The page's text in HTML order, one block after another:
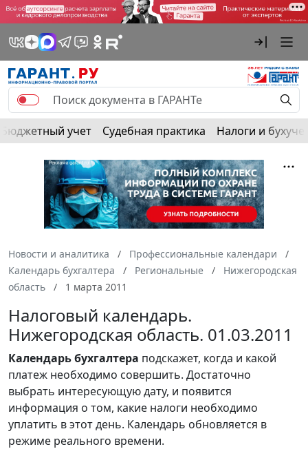
Бюджетный учет Судебная практика Налоги и
Новости и аналитика
Профессиональные календари
Календарь бухгалтера
Региональные
Нижегородская
область
1 марта 2011
Налоговый календарь.
Нижегородская область. 01.03.2011
Календарьбухгалтера подскажет, когда и какой
платеж необходимо совершить. Достаточно
выбрать интересующую дату, и появится
информация о том, какие налоги необходимо
уплатить в этот день. Календарь обновляется в
режиме реального времени.